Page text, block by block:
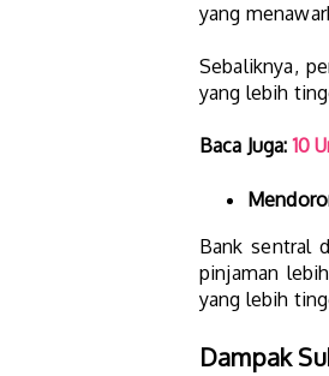
yang
Sebaliknya,
yang lebih
Baca Juga:10
Bank sentral
pinjaman
yang lebih
Dampak